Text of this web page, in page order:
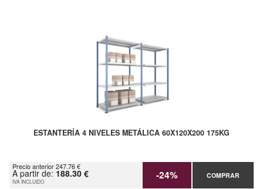
ESTANTERÍA 4 NIVELES METÁLICA 60X120X200 175KG
Precio anterior 247.76 €
A partir de: 188.30 €
IVA INCLUIDO -24% COMPRAR